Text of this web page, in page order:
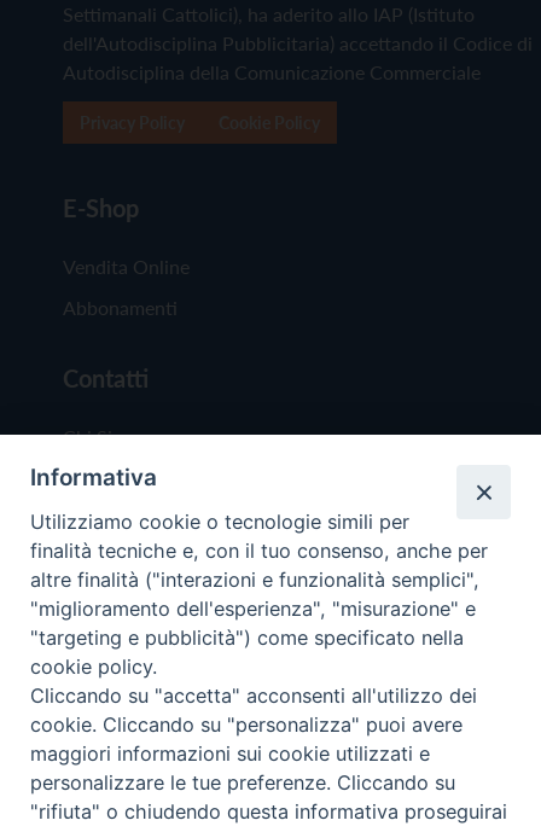
Settimanali Cattolici), ha aderito allo IAP (Istituto
dell'Autodisciplina Pubblicitaria) accettando il Codice di
Autodisciplina della Comunicazione Commerciale
E-Shop
Vendita Online
Abbonamenti
Contatti
Chi Siamo
Redazione
Scrivici
Copyright © 2019 - Tutti i diritti riservati - Vita
Trentina Editrice
Privacy Policy
Torna
Informativa
Utilizziamo cookie o tecnologie simili per
finalità tecniche e, con il tuo consenso, anche per
altre finalità ("interazioni e funzionalità semplici",
"miglioramento dell'esperienza", "misurazione" e
"targeting e pubblicità") come specificato nella
cookie policy.
Cliccando su "accetta" acconsenti all'utilizzo dei
cookie. Cliccando su "personalizza" puoi avere
maggiori informazioni sui cookie utilizzati e
personalizzare le tue preferenze. Cliccando su
"rifiuta" o chiudendo questa informativa proseguirai